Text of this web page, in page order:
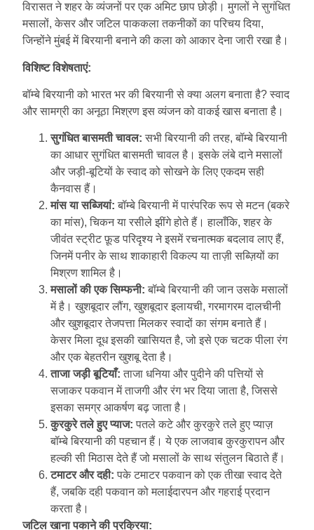
विरासत ने शहर के व्यंजनों पर एक अमिट छाप छोड़ी। मुगलों ने सुगंधित
मसालों, केसर और जटिल पाककला तकनीकों का परिचय दिया,
जिन्होंने मुंबई में बिरयानी बनाने की कला को आकार देना जारी रखा है।
विशिष्ट विशेषताएं:
बॉम्बे बिरयानी को भारत भर की बिरयानी से क्या अलग बनाता है? स्वाद
और सामग्री का अनूठा मिश्रण इस व्यंजन को वाकई खास बनाता है।
सुगंधित बासमती चावल: सभी बिरयानी की तरह, बॉम्बे बिरयानी
का आधार सुगंधित बासमती चावल है। इसके लंबे दाने मसालों
और जड़ी-बूटियों के स्वाद को सोखने के लिए एकदम सही
कैनवास हैं।
मांस या सब्जियां: बॉम्बे बिरयानी में पारंपरिक रूप से मटन (बकरे
का मांस), चिकन या रसीले झींगे होते हैं। हालाँकि, शहर के
जीवंत स्ट्रीट फ़ूड परिदृश्य ने इसमें रचनात्मक बदलाव लाए हैं,
जिनमें पनीर के साथ शाकाहारी विकल्प या ताज़ी सब्ज़ियों का
मिश्रण शामिल है।
मसालों की एक सिम्फनी: बॉम्बे बिरयानी की जान उसके मसालों
में है। खुशबूदार लौंग, खुशबूदार इलायची, गरमागरम दालचीनी
और खुशबूदार तेजपत्ता मिलकर स्वादों का संगम बनाते हैं।
केसर मिला दूध इसकी खासियत है, जो इसे एक चटक पीला रंग
और एक बेहतरीन खुशबू देता है।
ताजा जड़ी बूटियाँ: ताजा धनिया और पुदीने की पत्तियों से
सजाकर पकवान में ताजगी और रंग भर दिया जाता है, जिससे
इसका समग्र आकर्षण बढ़ जाता है।
कुरकुरे तले हुए प्याज: पतले कटे और कुरकुरे तले हुए प्याज़
बॉम्बे बिरयानी की पहचान हैं। ये एक लाजवाब कुरकुरापन और
हल्की सी मिठास देते हैं जो मसालों के साथ संतुलन बिठाते हैं।
टमाटर और दही: पके टमाटर पकवान को एक तीखा स्वाद देते
हैं, जबकि दही पकवान को मलाईदारपन और गहराई प्रदान
करता है।
जटिल खाना पकाने की प्रक्रिया: